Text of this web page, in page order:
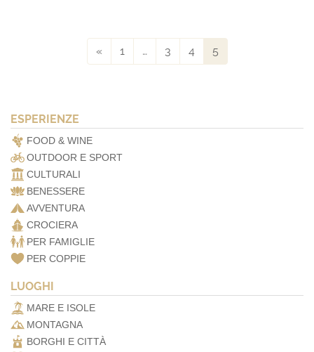
« 1 … 3 4 5
ESPERIENZE
FOOD & WINE
OUTDOOR E SPORT
CULTURALI
BENESSERE
AVVENTURA
CROCIERA
PER FAMIGLIE
PER COPPIE
LUOGHI
MARE E ISOLE
MONTAGNA
BORGHI E CITTÀ